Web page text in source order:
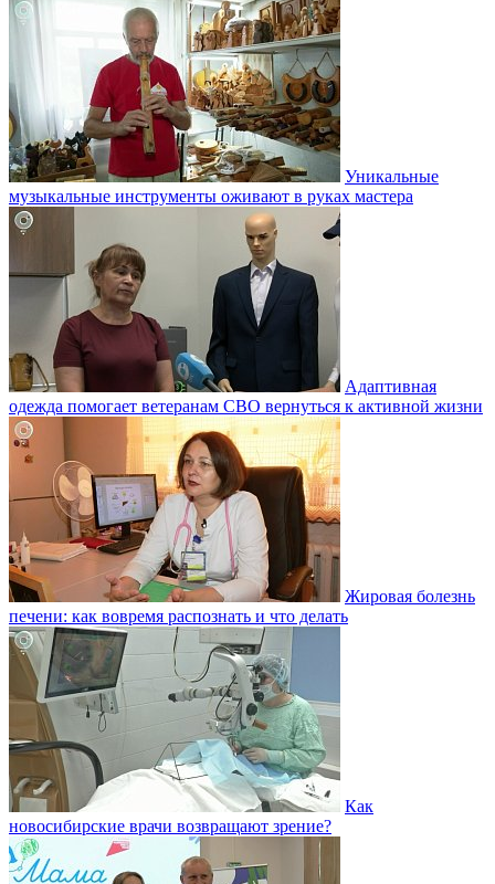
Уникальные
музыкальные инструменты оживают в руках мастера
Адаптивная
одежда помогает ветеранам СВО вернуться к активной жизни
Жировая болезнь
печени: как вовремя распознать и что делать
Как
новосибирские врачи возвращают зрение?